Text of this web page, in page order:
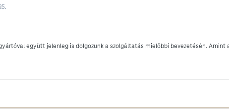
együtt jelenleg is dolgozunk a szolgáltatás mielőbbi bevezetésén. Amint